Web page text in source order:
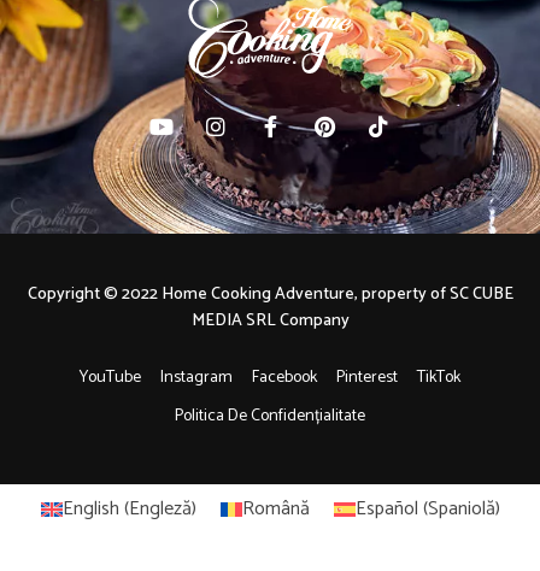
YouTube Instagram Facebook Pinterest
TikTok
Politica De Confidențialitate
Copyright © 2022 Home Cooking Adventure, property of SC CUBE
MEDIA SRL Company
English(Engleză) Română Español(Spaniolă)